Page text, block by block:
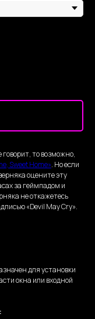
то возможно,
Sweet Home». Но если
оцените эту
за геймпадом и
не откажетесь
«Devil May Cry».
для установки
окна или входной